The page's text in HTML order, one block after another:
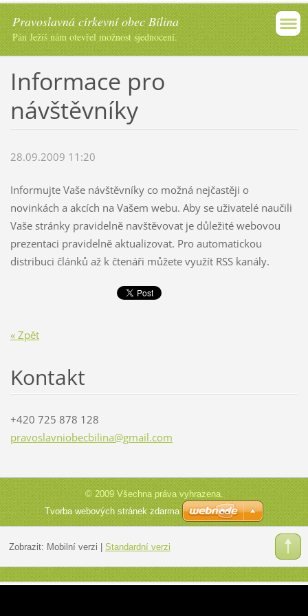
Pravoslavná církevní obec Bílina
Pán Ježíš nám otevřel možnost sjednocení.
Informace pro
návštěvníky
28.09.2009 11:20
Informujte Vaše návštěvníky co možná nejčastěji o
novinkách a akcích na Vašem webu. Aby se uživatelé naučili
Vaše stránky pravidelně navštěvovat je důležité webovou
prezentaci pravidelně aktualizovat. Pro automatickou
distribuci článků až k čtenáři můžete využít RSS kanály.
« Zpět
Kontakt
+420 725 878 128
pravoslavniobecbilina@gmail.com
© 2009 Všechna práva vyhrazena.
Tvorba webových stránek zdarma
Zobrazit: Mobilní verzi Standardní verzi